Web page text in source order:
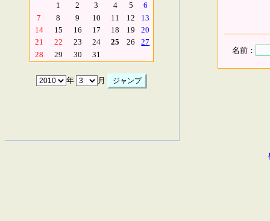
1
2 3 4 5
6
7
8 9 10 11 12
13
14
15 16 17 18 19
20
21
22 23 24 25 26
27
28
29 30 31
年 月
名前：